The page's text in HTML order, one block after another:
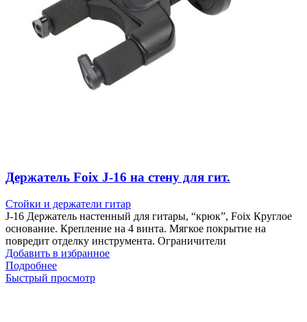
Держатель Foix J-16 на стену для гит.
Стойки и держатели гитар
J-16 Держатель настенный для гитары, “крюк”, Foix Круглое
основание. Крепление на 4 винта. Мягкое покрытие на
повредит отделку инструмента. Ограничители
Добавить в избранное
Подробнее
Быстрый просмотр